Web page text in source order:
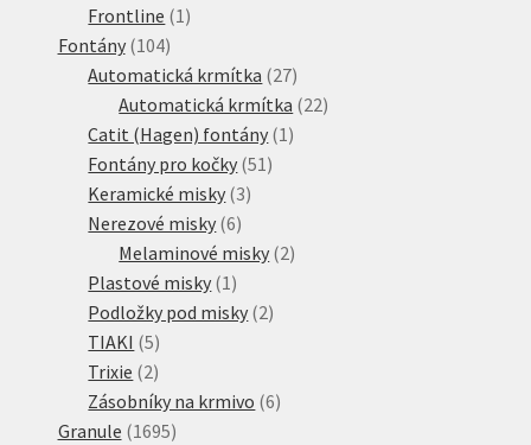
Frontline 1 1
Fontány 104104
produktů
Automatická krmítka 2727
produktů
Automatická krmítka 2222
Catit (Hagen) fontány 1 1
Fontány pro kočky 51 51
Keramické misky 33
Nerezové misky 66
produktů
Melaminové misky 22
Plastové misky 1 1
produkt
Podložky pod misky 22
TIAKI 55
produktů
Trixie 22
produkty
Zásobníky na krmivo 66
Granule 16951695